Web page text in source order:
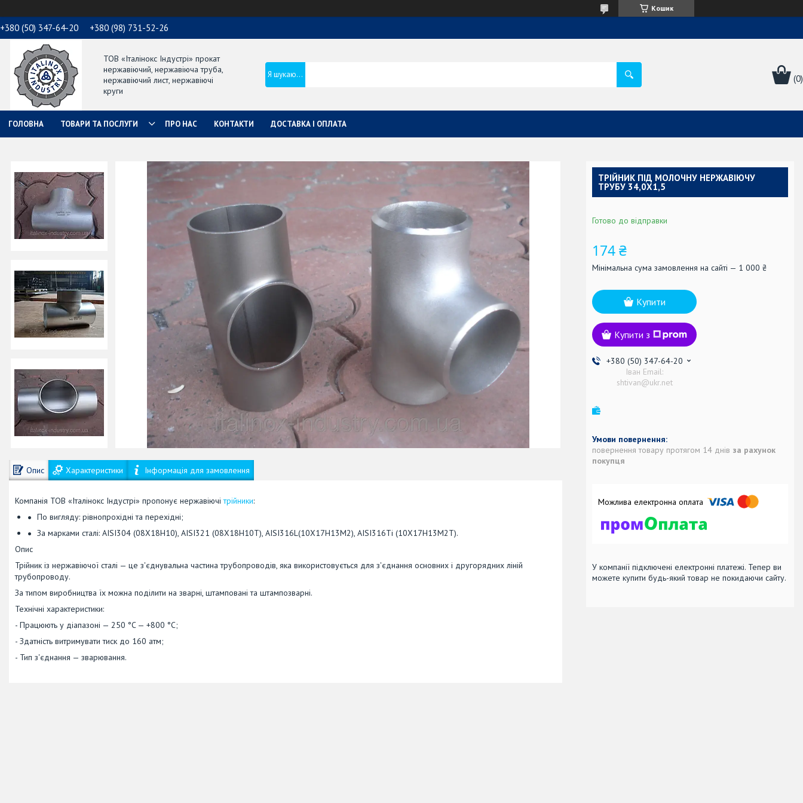
Кошик
+380 (50) 347-64-20 +380 (98) 731-52-26
ТОВ «Італінокс Індустрі» прокат
нержавіючий, нержавіюча труба,
нержавіючий лист, нержавіючі
круги
ГОЛОВНА ТОВАРИ ТА ПОСЛУГИ ПРО НАС КОНТАКТИ ДОСТАВКА І ОПЛАТА
Опис Характеристики Інформація для замовлення
Компанія ТОВ «Італінокс Індустрі» пропонує нержавіючітрійники:
По вигляду: рівнопрохідні та перехідні;
За марками сталі: AISI304 (08Х18Н10), AISI321 (08Х18Н10Т), AISI316L(10X17H13М2), AISI316Ti (10Х17Н13М2T).
Опис
Трійник із нержавіючої сталі — це з'єднувальна частина трубопроводів, яка використовується для з'єднання основних і другорядних ліній
трубопроводу.
За типом виробництва їх можна поділити на зварні, штамповані та штампозварні.
Технічні характеристики:
- Працюють у діапазоні — 250 °C — +800 °C;
- Здатність витримувати тиск до 160 атм;
- Тип з'єднання — зварювання.
ТРІЙНИК ПІД МОЛОЧНУ НЕРЖАВІЮЧУ
ТРУБУ 34,0Х1,5
Готово до відправки
174 ₴
Мінімальна сума замовлення на сайті — 1 000 ₴
Купити
Купити з
+380 (50) 347-64-20
Іван Email:
shtivan@ukr.net
повернення товару протягом 14 днів за рахунок
покупця
У компанії підключені електронні платежі. Тепер ви
можете купити будь-який товар не покидаючи сайту.